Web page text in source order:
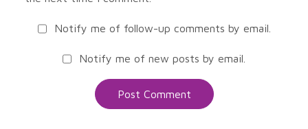
Notify me of follow-up comments by email.
Notify me of new posts by email.